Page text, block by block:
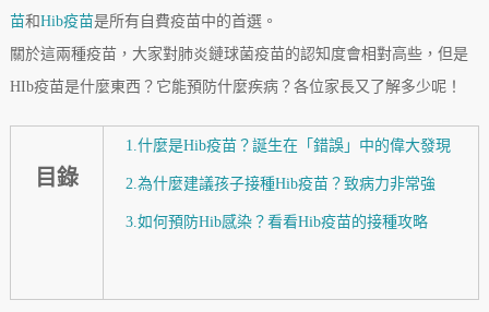
苗和Hib疫苗是所有自費疫苗中的首選。
關於這兩種疫苗，大家對肺炎鏈球菌疫苗的認知度會相對高些，但是
HIb疫苗是什麼東西？它能預防什麼疾病？各位家長又了解多少呢！
目錄
1.什麼是Hib疫苗？誕生在「錯誤」中的偉大發現
2.為什麼建議孩子接種Hib疫苗？致病力非常強
3.如何預防Hib感染？看看Hib疫苗的接種攻略